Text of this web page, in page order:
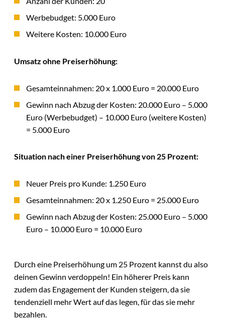
Werbebudget: 5.000 Euro
Weitere Kosten: 10.000 Euro
Umsatz ohne Preiserhöhung:
Gesamteinnahmen: 20 x 1.000 Euro = 20.000 Euro
Gewinn nach Abzug der Kosten: 20.000 Euro – 5.000
Euro (Werbebudget) – 10.000 Euro (weitere Kosten)
= 5.000 Euro
Situation nach einer Preiserhöhung von 25 Prozent:
Neuer Preis pro Kunde: 1.250 Euro
Gesamteinnahmen: 20 x 1.250 Euro = 25.000 Euro
Gewinn nach Abzug der Kosten: 25.000 Euro – 5.000
Euro – 10.000 Euro = 10.000 Euro
Durch eine Preiserhöhung um 25 Prozent kannst du also
deinen Gewinn verdoppeln! Ein höherer Preis kann
zudem das Engagement der Kunden steigern, da sie
tendenziell mehr Wert auf das legen, für das sie mehr
bezahlen.